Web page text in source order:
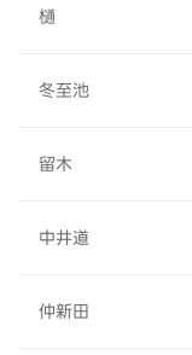
樋
冬至池
留木
中井道
仲新田